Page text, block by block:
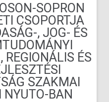
SOPRON
CSOPORTJA
, JOG- ÉS
ÉS
SZAKMAI
NYUTO-BAN